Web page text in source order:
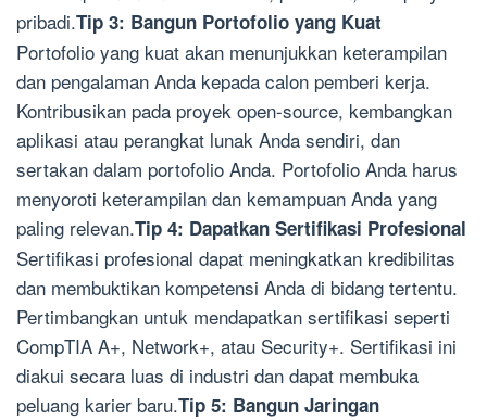
pribadi.Tip 3: Bangun Portofolio yang Kuat
Portofolio yang kuat akan menunjukkan keterampilan
dan pengalaman Anda kepada calon pemberi kerja.
Kontribusikan pada proyek open-source, kembangkan
aplikasi atau perangkat lunak Anda sendiri, dan
sertakan dalam portofolio Anda. Portofolio Anda harus
menyoroti keterampilan dan kemampuan Anda yang
paling relevan.Tip 4: Dapatkan Sertifikasi Profesional
Sertifikasi profesional dapat meningkatkan kredibilitas
dan membuktikan kompetensi Anda di bidang tertentu.
Pertimbangkan untuk mendapatkan sertifikasi seperti
CompTIA A+, Network+, atau Security+. Sertifikasi ini
diakui secara luas di industri dan dapat membuka
peluang karier baru.Tip 5: Bangun Jaringan